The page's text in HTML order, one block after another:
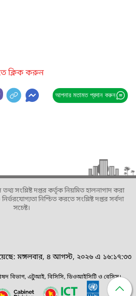
ক্লিক করুন
আপনার মতামত প্রদান করুন
সংশ্লিষ্ট দপ্তর কর্তৃক নিয়মিত হালনাগাদ করা
নিশ্চিত করতে সংশ্লিষ্ট দপ্তর সর্বদা
সচেষ্ট।
মঙ্গলবার, ৪ আগস্ট, ২০২৬ এ ১৬:১৭:৩৩
বিভাগ, এটুআই, বিসিসি, ডিওআইসিটি ও বেসিস।